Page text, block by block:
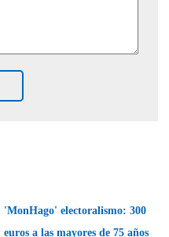
'MonHago' electoralismo: 300
euros a las mayores de 75 años